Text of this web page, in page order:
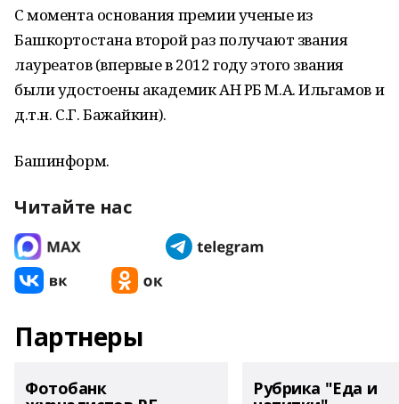
С момента основания премии ученые из
Башкортостана второй раз получают звания
лауреатов (впервые в 2012 году этого звания
были удостоены академик АН РБ М.А. Ильгамов и
д.т.н. С.Г. Бажайкин).
Башинформ.
Читайте нас
Партнеры
Фотобанк Рубрика "Еда и